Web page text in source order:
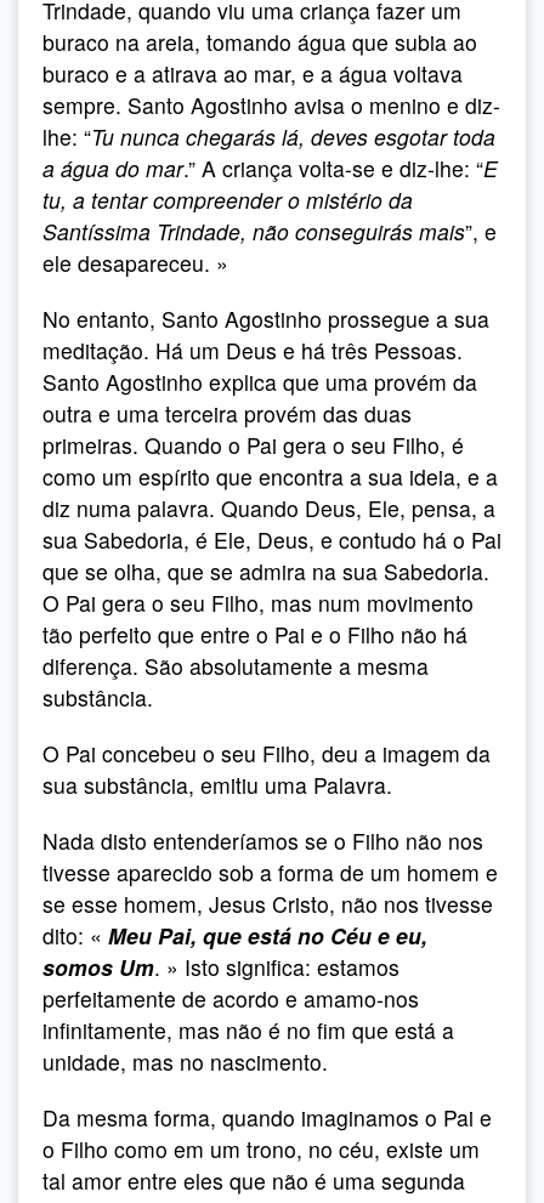
Trindade, quando viu uma criança fazer um
buraco na areia, tomando água que subia ao
buraco e a atirava ao mar, e a água voltava
sempre. Santo Agostinho avisa o menino e diz-
lhe: “Tu nunca chegarás lá, deves esgotar toda
a água do mar.” A criança volta-se e diz-lhe: “E
tu, a tentar compreender o mistério da
Santíssima Trindade, não conseguirás mais”, e
ele desapareceu. »
No entanto, Santo Agostinho prossegue a sua
meditação. Há um Deus e há três Pessoas.
Santo Agostinho explica que uma provém da
outra e uma terceira provém das duas
primeiras. Quando o Pai gera o seu Filho, é
como um espírito que encontra a sua ideia, e a
diz numa palavra. Quando Deus, Ele, pensa, a
sua Sabedoria, é Ele, Deus, e contudo há o Pai
que se olha, que se admira na sua Sabedoria.
O Pai gera o seu Filho, mas num movimento
tão perfeito que entre o Pai e o Filho não há
diferença. São absolutamente a mesma
substância.
O Pai concebeu o seu Filho, deu a imagem da
sua substância, emitiu uma Palavra.
Nada disto entenderíamos se o Filho não nos
tivesse aparecido sob a forma de um homem e
se esse homem, Jesus Cristo, não nos tivesse
dito: « Meu Pai, que está no Céu e eu,
somos Um. » Isto significa: estamos
perfeitamente de acordo e amamo-nos
infinitamente, mas não é no fim que está a
unidade, mas no nascimento.
Da mesma forma, quando imaginamos o Pai e
o Filho como em um trono, no céu, existe um
tal amor entre eles que não é uma segunda